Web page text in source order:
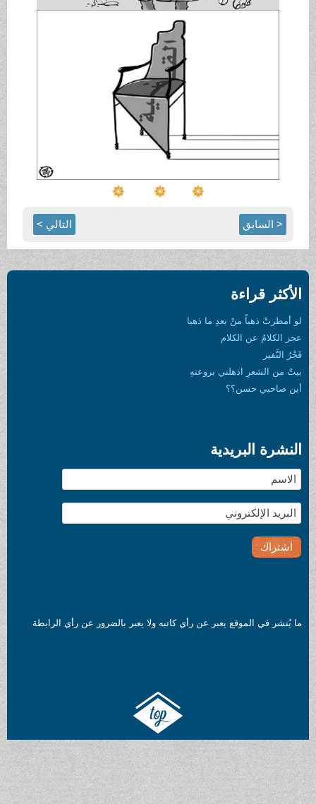
< السابق التالي >
الأكثر قراءة
لو أمطرتْ ذهباً منْ بعدِ ما ذهبا
عجز الكلامُ عن الكلام
فَجْرُ النَّفير
بيتٌ من الشعرِ اذهلني بروعتهِ
أين صاحبي حسن؟؟
النشرة البريدية
ما يُنشر في الموقع يعبر عن رأي كاتبه ولا يعبر بالضرور عن رأي الرابطة